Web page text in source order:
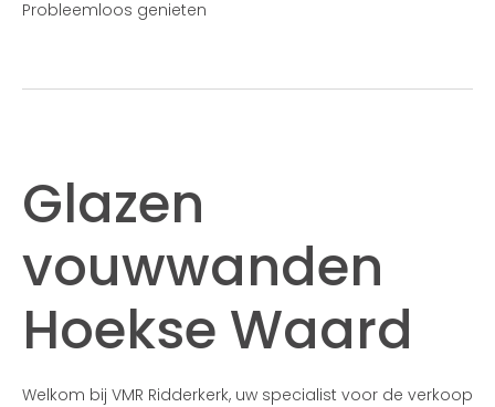
Probleemloos genieten
Glazen
vouwwanden
Hoekse Waard
Welkom bij VMR Ridderkerk, uw specialist voor de verkoop